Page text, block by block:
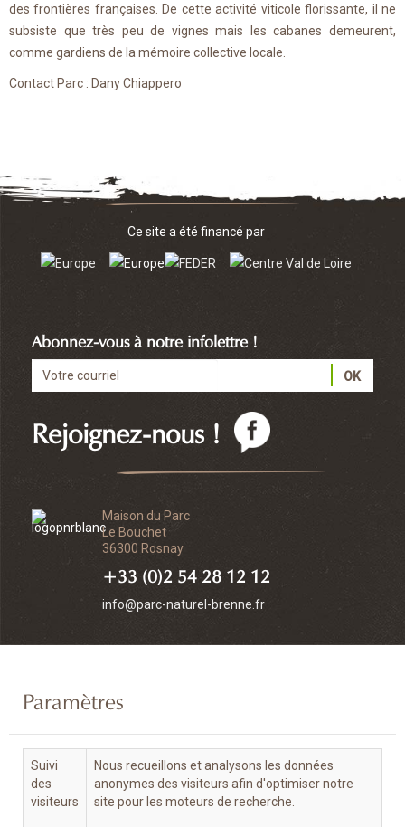
des frontières françaises. De cette activité viticole florissante, il ne
subsiste que très peu de vignes mais les cabanes demeurent,
comme gardiens de la mémoire collective locale.
Contact Parc : Dany Chiappero
Maison du Parc
Le Bouchet
36300 Rosnay
+33 (0)2 54 28 12 12
info@parc-naturel-brenne.fr
Rejoignez-nous !
Abonnez-vous à notre infolettre !
Ce site a été financé par
Paramètres
Suivi
des
visiteurs
Nous recueillons et analysons les données
anonymes des visiteurs afin d'optimiser notre
site pour les moteurs de recherche.